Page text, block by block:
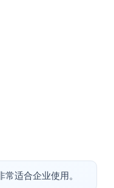
适合企业使用。